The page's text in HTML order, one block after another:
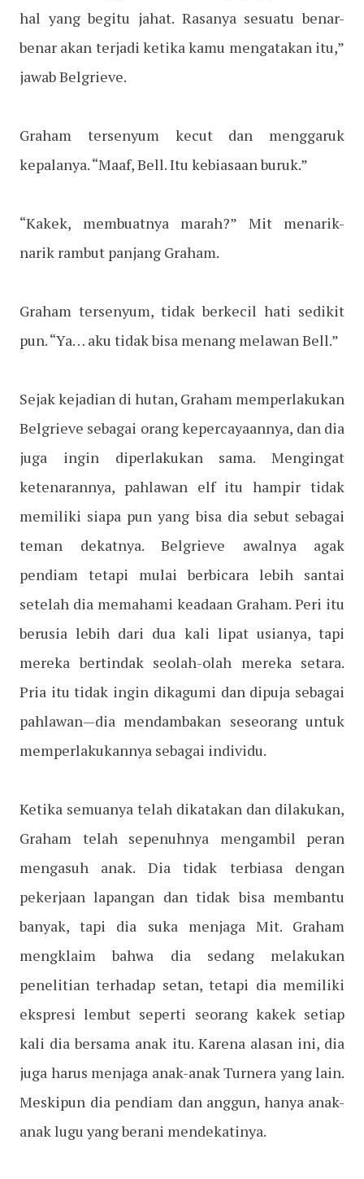
hal yang begitu jahat. Rasanya sesuatu benar-
benar akan terjadi ketika kamu mengatakan itu,”
jawab Belgrieve.
Graham tersenyum kecut dan menggaruk
kepalanya. “Maaf, Bell. Itu kebiasaan buruk.”
“Kakek, membuatnya marah?” Mit menarik-
narik rambut panjang Graham.
Graham tersenyum, tidak berkecil hati sedikit
pun. “Ya… aku tidak bisa menang melawan Bell.”
Sejak kejadian di hutan, Graham memperlakukan
Belgrieve sebagai orang kepercayaannya, dan dia
juga ingin diperlakukan sama. Mengingat
ketenarannya, pahlawan elf itu hampir tidak
memiliki siapa pun yang bisa dia sebut sebagai
teman dekatnya. Belgrieve awalnya agak
pendiam tetapi mulai berbicara lebih santai
setelah dia memahami keadaan Graham. Peri itu
berusia lebih dari dua kali lipat usianya, tapi
mereka bertindak seolah-olah mereka setara.
Pria itu tidak ingin dikagumi dan dipuja sebagai
pahlawan—dia mendambakan seseorang untuk
memperlakukannya sebagai individu.
Ketika semuanya telah dikatakan dan dilakukan,
Graham telah sepenuhnya mengambil peran
mengasuh anak. Dia tidak terbiasa dengan
pekerjaan lapangan dan tidak bisa membantu
banyak, tapi dia suka menjaga Mit. Graham
mengklaim bahwa dia sedang melakukan
penelitian terhadap setan, tetapi dia memiliki
ekspresi lembut seperti seorang kakek setiap
kali dia bersama anak itu. Karena alasan ini, dia
juga harus menjaga anak-anak Turnera yang lain.
Meskipun dia pendiam dan anggun, hanya anak-
anak lugu yang berani mendekatinya.